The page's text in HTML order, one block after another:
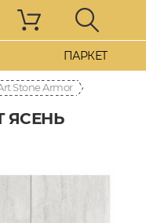
ПАРКЕТ
Stone Armor
ЯСЕНЬ